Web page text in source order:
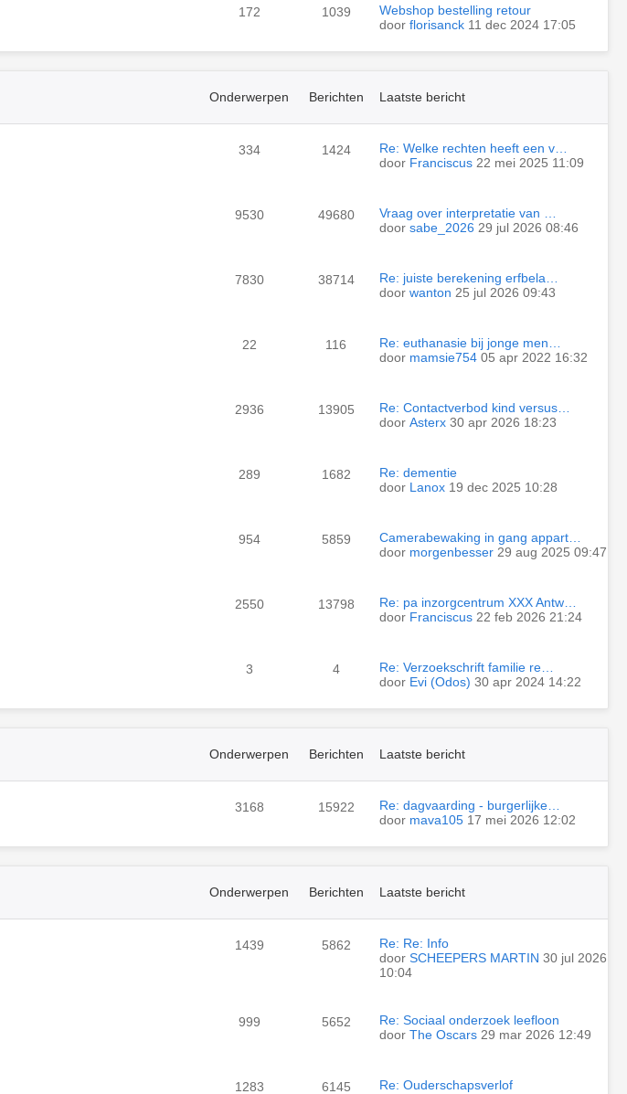
172 1039
Webshop bestelling retour
door florisanck 11 dec 2024 17:05
Onderwerpen Berichten Laatste bericht
334 1424
Re: Welke rechten heeft een v…
door Franciscus 22 mei 2025 11:09
9530 49680
Vraag over interpretatie van …
door sabe_2026 29 jul 2026 08:46
7830 38714
Re: juiste berekening erfbela…
door wanton 25 jul 2026 09:43
22 116
Re: euthanasie bij jonge men…
door mamsie754 05 apr 2022 16:32
2936 13905
Re: Contactverbod kind versus…
door Asterx 30 apr 2026 18:23
289 1682
Re: dementie
door Lanox 19 dec 2025 10:28
954 5859
Camerabewaking in gang appart…
door morgenbesser 29 aug 2025 09:47
2550 13798
Re: pa inzorgcentrum XXX Antw…
door Franciscus 22 feb 2026 21:24
3 4
Re: Verzoekschrift familie re…
door Evi (Odos) 30 apr 2024 14:22
Onderwerpen Berichten Laatste bericht
3168 15922
Re: dagvaarding - burgerlijke…
door mava105 17 mei 2026 12:02
Onderwerpen Berichten Laatste bericht
1439 5862
Re: Re: Info
door SCHEEPERS MARTIN 30 jul 2026
10:04
999 5652
Re: Sociaal onderzoek leefloon
door The Oscars 29 mar 2026 12:49
1283 6145
Re: Ouderschapsverlof